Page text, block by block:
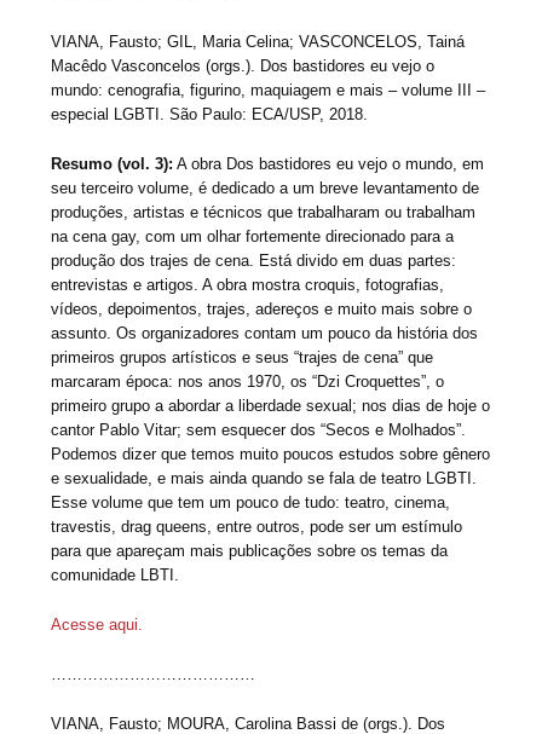
VIANA, Fausto; GIL, Maria Celina; VASCONCELOS, Tainá
Macêdo Vasconcelos (orgs.). Dos bastidores eu vejo o
mundo: cenografia, figurino, maquiagem e mais – volume III –
especial LGBTI. São Paulo: ECA/USP, 2018.
Resumo (vol. 3): A obra Dos bastidores eu vejo o mundo, em
seu terceiro volume, é dedicado a um breve levantamento de
produções, artistas e técnicos que trabalharam ou trabalham
na cena gay, com um olhar fortemente direcionado para a
produção dos trajes de cena. Está divido em duas partes:
entrevistas e artigos. A obra mostra croquis, fotografias,
vídeos, depoimentos, trajes, adereços e muito mais sobre o
assunto. Os organizadores contam um pouco da história dos
primeiros grupos artísticos e seus “trajes de cena” que
marcaram época: nos anos 1970, os “Dzi Croquettes”, o
primeiro grupo a abordar a liberdade sexual; nos dias de hoje o
cantor Pablo Vitar; sem esquecer dos “Secos e Molhados”.
Podemos dizer que temos muito poucos estudos sobre gênero
e sexualidade, e mais ainda quando se fala de teatro LGBTI.
Esse volume que tem um pouco de tudo: teatro, cinema,
travestis, drag queens, entre outros, pode ser um estímulo
para que apareçam mais publicações sobre os temas da
comunidade LBTI.
Acesse aqui.
VIANA, Fausto; MOURA, Carolina Bassi de (orgs.). Dos